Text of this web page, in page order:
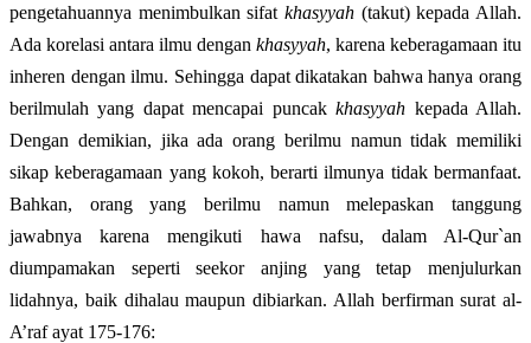
pengetahuannya menimbulkan sifat khasyyah (takut) kepada Allah.
Ada korelasi antara ilmu dengan khasyyah, karena keberagamaan itu
inheren dengan ilmu. Sehingga dapat dikatakan bahwa hanya orang
berilmulah yang dapat mencapai puncakkhasyyah kepada Allah.
Dengan demikian, jika ada orang berilmu namun tidak memiliki
sikap keberagamaan yang kokoh, berarti ilmunya tidak bermanfaat.
Bahkan, orang yang berilmu namun melepaskan tanggung
jawabnya karena mengikuti hawa nafsu, dalam Al-Qur`an
diumpamakan seperti seekor anjing yang tetap menjulurkan
lidahnya, baik dihalau maupun dibiarkan. Allah berfirman surat al-
A’raf ayat 175-176: